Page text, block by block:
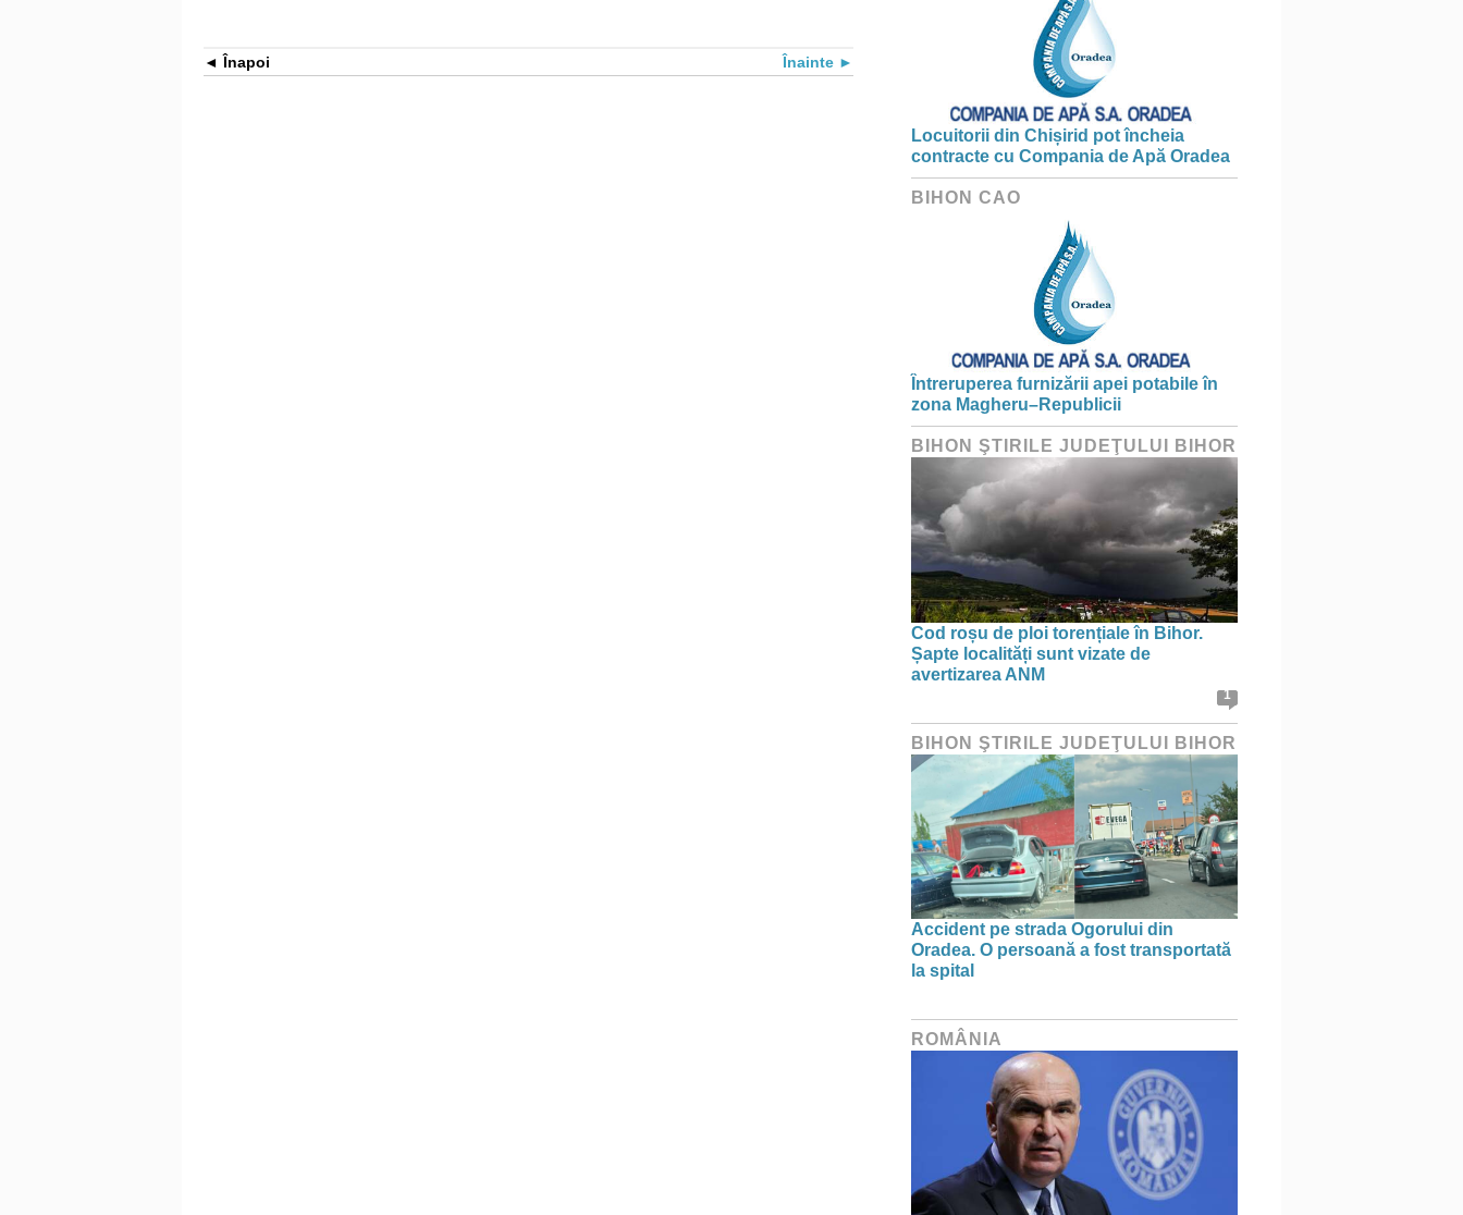
Înapoi Înainte
Locuitorii din Chișirid pot încheia
contracte cu Compania de Apă Oradea
BIHON CAO
Întreruperea furnizării apei potabile în
zona Magheru–Republicii
BIHON ŞTIRILE JUDEŢULUI BIHOR
Cod roșu de ploi torențiale în Bihor.
Șapte localități sunt vizate de
avertizarea ANM
1
BIHON ŞTIRILE JUDEŢULUI BIHOR
Accident pe strada Ogorului din
Oradea. O persoană a fost transportată
la spital
ROMÂNIA